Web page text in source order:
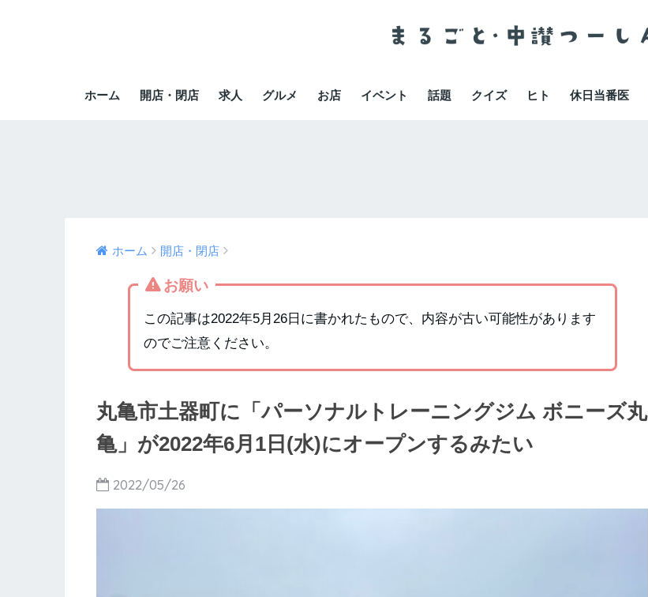
ホーム 開店・閉店 求人 グルメ お店 イベント 話題 クイズ ヒト 休日当番医
ホーム 開店・閉店
お願い
この記事は2022年5月26日に書かれたもので、内容が古い可能性があります
のでご注意ください。
丸亀市土器町に「パーソナルトレーニングジム ボニーズ丸
亀」が2022年6月1日(水)にオープンするみたい
2022/05/26